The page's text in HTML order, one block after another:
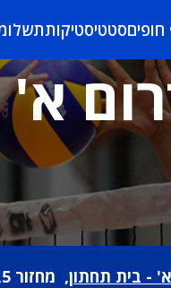
סטטיסטיקות
- בית תחתון, מחזור 5, עונת 25/26